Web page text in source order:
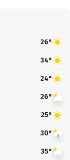
26°
34°
24°
26°
25°
30°
35°